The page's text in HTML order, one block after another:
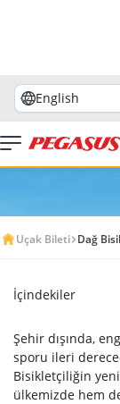
English
Uçak Bileti Dağ
İçindekiler
Şehir dışında,
sporu ileri
Bisikletçiliğin
ülkemizde hem